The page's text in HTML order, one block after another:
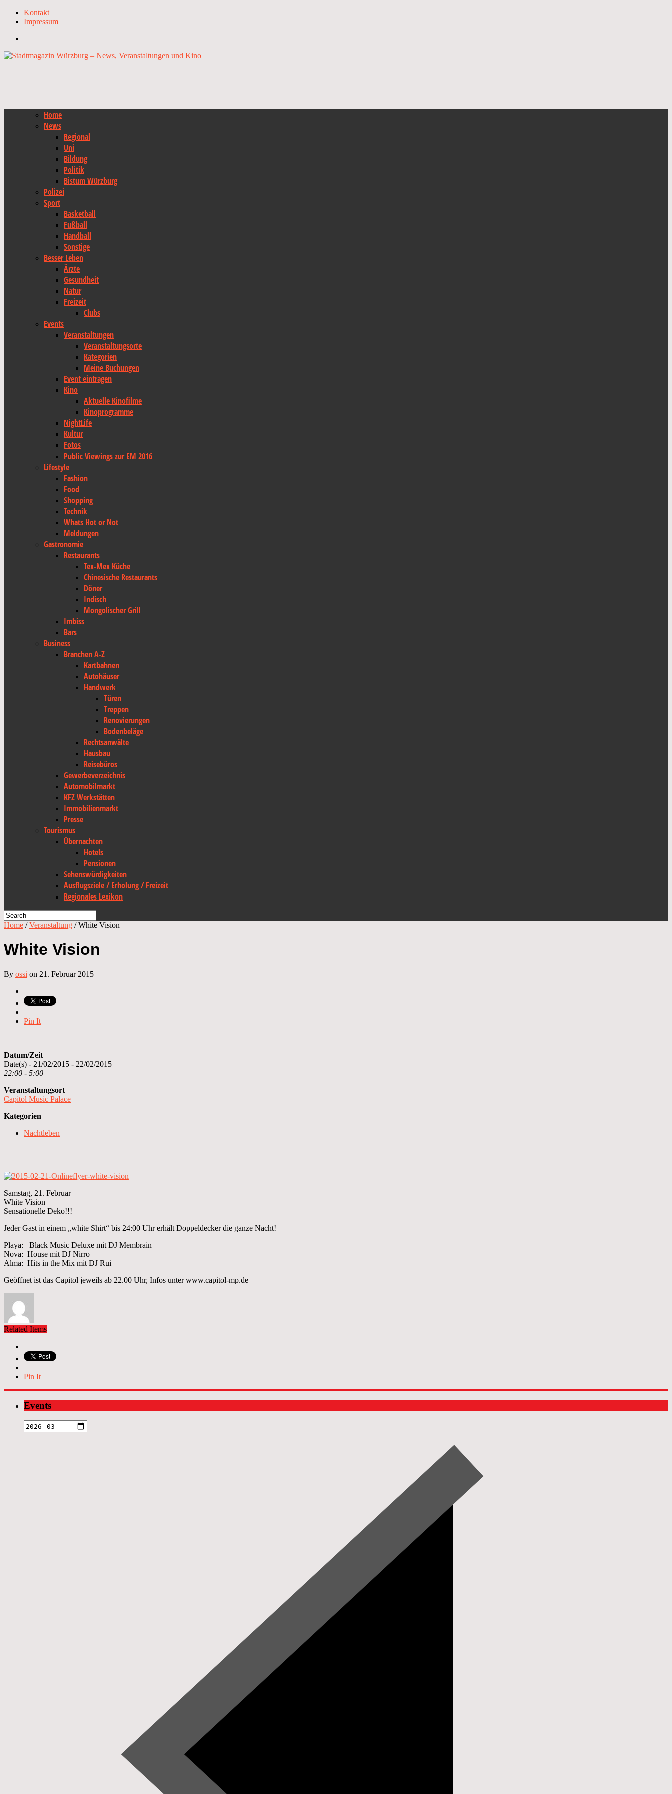
Kontakt
Impressum
Home
News
Regional
Uni
Bildung
Politik
Bistum Würzburg
Polizei
Sport
Basketball
Fußball
Handball
Sonstige
Besser Leben
Ärzte
Gesundheit
Natur
Freizeit
Clubs
Events
Veranstaltungen
Veranstaltungsorte
Kategorien
Meine Buchungen
Event eintragen
Kino
Aktuelle Kinofilme
Kinoprogramme
NightLife
Kultur
Fotos
Public Viewings zur EM 2016
Lifestyle
Fashion
Food
Shopping
Technik
Whats Hot or Not
Meldungen
Gastronomie
Restaurants
Tex-Mex Küche
Chinesische Restaurants
Döner
Indisch
Mongolischer Grill
Imbiss
Bars
Business
Branchen A-Z
Kartbahnen
Autohäuser
Handwerk
Türen
Treppen
Renovierungen
Bodenbeläge
Rechtsanwälte
Hausbau
Reisebüros
Gewerbeverzeichnis
Automobilmarkt
KFZ Werkstätten
Immobilienmarkt
Presse
Tourismus
Übernachten
Hotels
Pensionen
Sehenswürdigkeiten
Ausflugsziele / Erholung / Freizeit
Regionales Lexikon
Home /Veranstaltung /White Vision
White Vision
By ossi on 21. Februar 2015
Pin It
Datum/Zeit
Date(s) - 21/02/2015 - 22/02/2015
22:00 - 5:00
Veranstaltungsort
Capitol Music Palace
Kategorien
Nachtleben
Samstag, 21. Februar
White Vision
Sensationelle Deko!!!
Jeder Gast in einem „white Shirt“ bis 24:00 Uhr erhält Doppeldecker die ganze Nacht!
Playa: Black Music Deluxe mit DJ Membrain
Nova: House mit DJ Nirro
Alma: Hits in the Mix mit DJ Rui
Geöffnet ist das Capitol jeweils ab 22.00 Uhr, Infos unter www.capitol-mp.de
Related Items
Pin It
Events